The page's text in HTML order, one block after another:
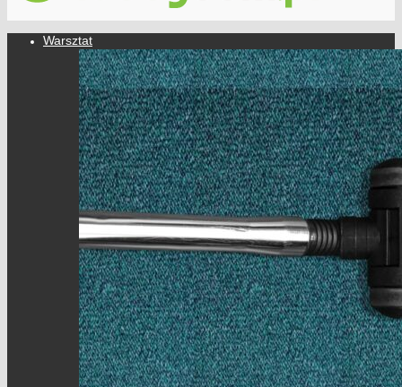
Warsztat